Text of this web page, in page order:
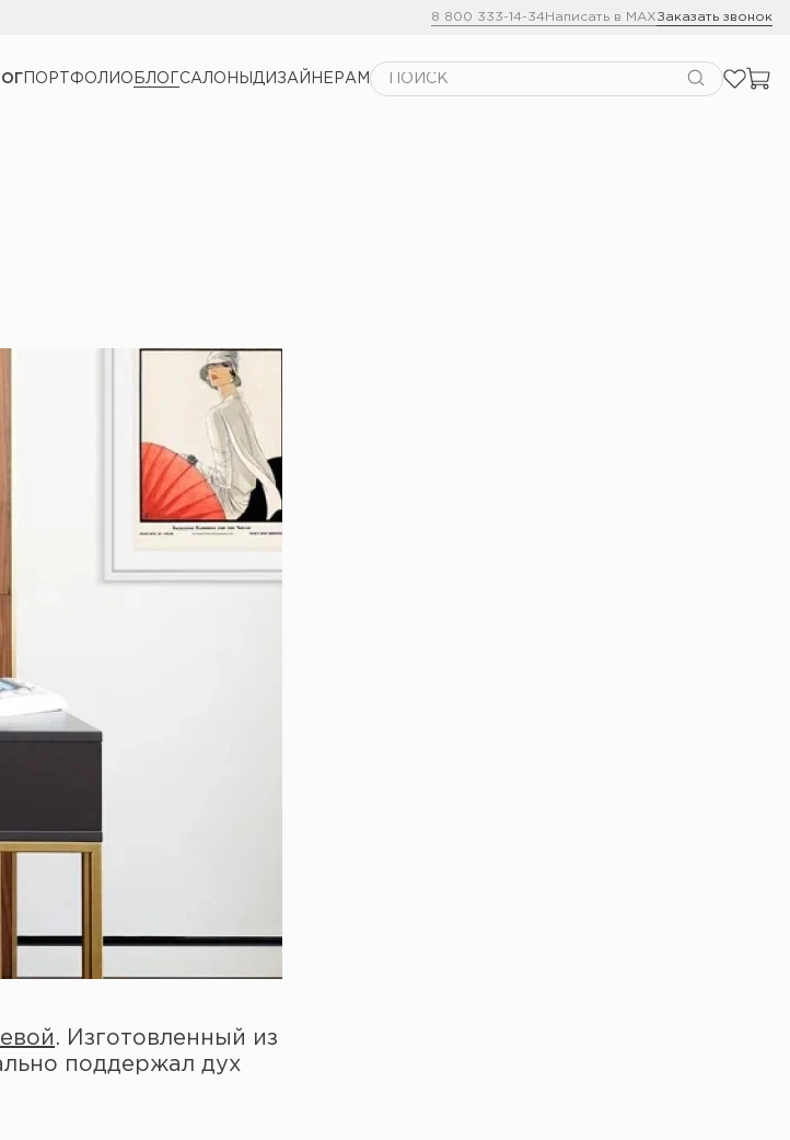
8 800 333-14-34Написать в MAXЗаказать звонок
ПОРТФОЛИО БЛОГСАЛОНЫ ДИЗАЙНЕРАМ
. Изготовленный из
поддержал дух